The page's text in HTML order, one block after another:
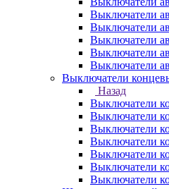
Выключатели
Выключатели
Выключатели
Выключатели
Выключатели
Выключатели
Назад
Выключатели
Выключатели
Выключатели
Выключатели
Выключатели
Выключатели
Выключатели